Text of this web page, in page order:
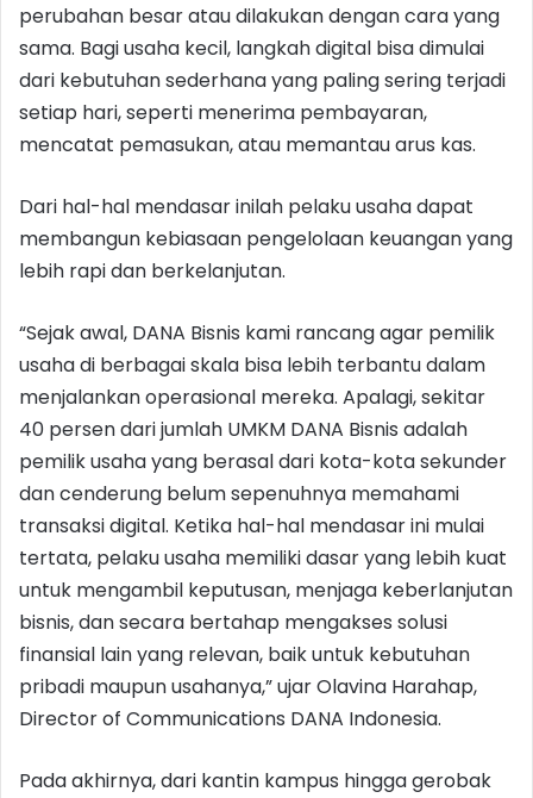
perubahan besar atau dilakukan dengan cara yang
sama. Bagi usaha kecil, langkah digital bisa dimulai
dari kebutuhan sederhana yang paling sering terjadi
setiap hari, seperti menerima pembayaran,
mencatat pemasukan, atau memantau arus kas.
Dari hal-hal mendasar inilah pelaku usaha dapat
membangun kebiasaan pengelolaan keuangan yang
lebih rapi dan berkelanjutan.
“Sejak awal, DANA Bisnis kami rancang agar pemilik
usaha di berbagai skala bisa lebih terbantu dalam
menjalankan operasional mereka. Apalagi, sekitar
40 persen dari jumlah UMKM DANA Bisnis adalah
pemilik usaha yang berasal dari kota-kota sekunder
dan cenderung belum sepenuhnya memahami
transaksi digital. Ketika hal-hal mendasar ini mulai
tertata, pelaku usaha memiliki dasar yang lebih kuat
untuk mengambil keputusan, menjaga keberlanjutan
bisnis, dan secara bertahap mengakses solusi
finansial lain yang relevan, baik untuk kebutuhan
pribadi maupun usahanya,” ujar Olavina Harahap,
Director of Communications DANA Indonesia.
Pada akhirnya, dari kantin kampus hingga gerobak